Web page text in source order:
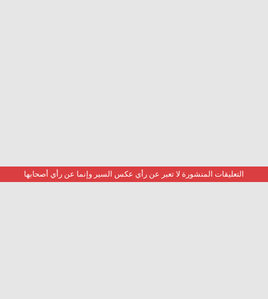
التعليقات المنشورة لا تعبر عن رأي عكس السير وإنما عن رأي أصحابها